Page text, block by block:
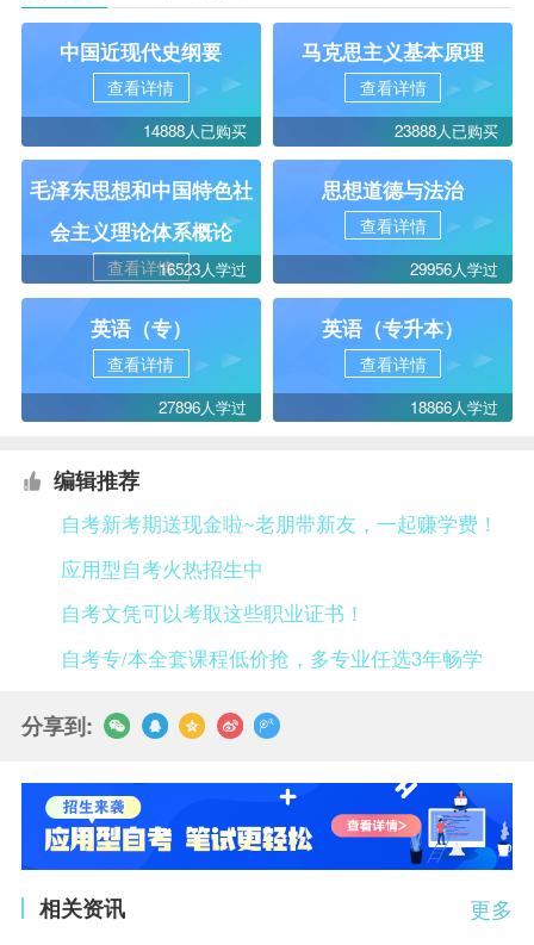
中国近现代史纲要
查看详情
14888人已购买
马克思主义基本原理
查看详情
23888人已购买
毛泽东思想和中国特色社
会主义理论体系概论
查看详情16523人学过
思想道德与法治
查看详情
29956人学过
英语（专）
查看详情
27896人学过
英语（专升本）
查看详情
18866人学过
编辑推荐
自考新考期送现金啦~老朋带新友，一起赚学费！
应用型自考火热招生中
自考文凭可以考取这些职业证书！
自考专/本全套课程低价抢，多专业任选3年畅学
分享到:
更多
相关资讯